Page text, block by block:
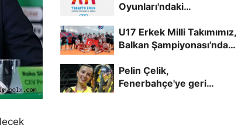
Oyunları'ndaki
U17 Erkek Milli Takımımız,
Balkan Şampiyonası'nda
Pelin Çelik,
Fenerbahçe'ye geri